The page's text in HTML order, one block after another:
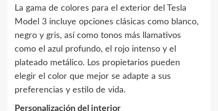
La gama de colores para el exterior del Tesla
Model 3 incluye opciones clásicas como blanco,
negro y gris, así como tonos más llamativos
como el azul profundo, el rojo intenso y el
plateado metálico. Los propietarios pueden
elegir el color que mejor se adapte a sus
preferencias y estilo de vida.
Personalización del interior